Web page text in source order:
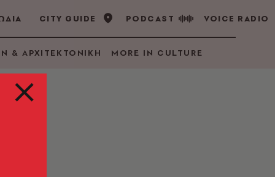
CITY GUIDE PODCAST VOICE RADIO
& ΑΡΧΙΤΕΚΤΟΝΙΚΗ MORE IN CULTURE